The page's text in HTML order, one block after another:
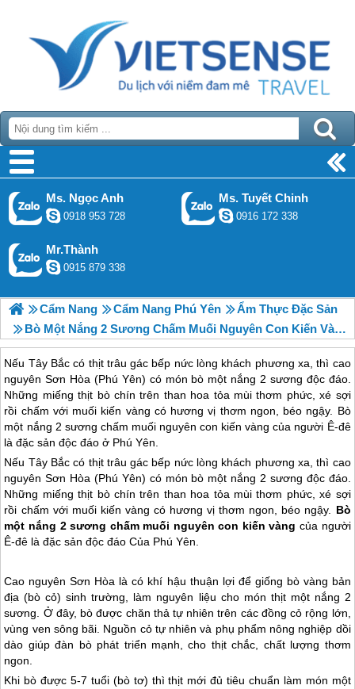
Ms. Ngọc Anh
0918 953 728
Ms. Tuyết Chinh
0916 172 338
Mr.Thành
0915 879 338
Cẩm Nang Cẩm Nang Phú Yên
Ẩm Thực Đặc Sản
Bò Một Nắng 2 Sương Chấm Muối Nguyên Con Kiến Vàng
Nếu Tây Bắc có thịt trâu gác bếp nức lòng khách phương xa, thì cao
nguyên Sơn Hòa (Phú Yên) có món bò một nắng 2 sương độc đáo.
Những miếng thịt bò chín trên than hoa tỏa mùi thơm phức, xé sợi
rồi chấm với muối kiến vàng có hương vị thơm ngon, béo ngậy. Bò
một nắng 2 sương chấm muối nguyên con kiến vàng của người Ê-đê
là đặc sản độc đáo ở Phú Yên.
Nếu Tây Bắc có thịt trâu gác bếp nức lòng khách phương xa, thì cao
nguyên Sơn Hòa (Phú Yên) có món bò một nắng 2 sương độc đáo.
Những miếng thịt bò chín trên than hoa tỏa mùi thơm phức, xé sợi
rồi chấm với muối kiến vàng có hương vị thơm ngon, béo ngậy. Bò
một nắng 2 sương chấm muối nguyên con kiến vàng của người
Ê-đê là đặc sản độc đáo Của Phú Yên.
Cao nguyên Sơn Hòa là có khí hậu thuận lợi để giống bò vàng bản
địa (bò cỏ) sinh trường, làm nguyên liệu cho món thịt một nắng 2
sương. Ở đây, bò được chăn thả tự nhiên trên các đồng cỏ rộng lớn,
vùng ven sông bãi. Nguồn cỏ tự nhiên và phụ phẩm nông nghiệp dồi
dào giúp đàn bò phát triển mạnh, cho thịt chắc, chất lượng thơm
ngon.
Khi bò được 5-7 tuổi (bò tơ) thì thịt mới đủ tiêu chuẩn làm món một